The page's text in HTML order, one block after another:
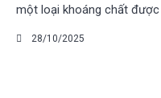
một loại khoáng chất
28/10/2025